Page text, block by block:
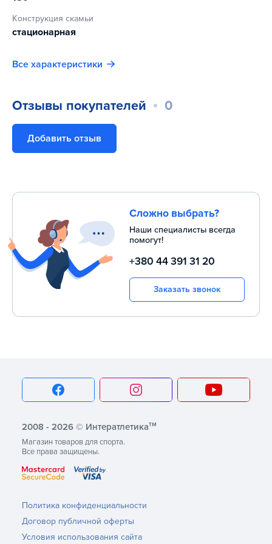
Конструкция скамьи
стационарная
Все характеристики
Отзывы покупателей 0
Добавить отзыв
Сложно выбрать?
Наши специалисты всегда
помогут!
+380 44 391 31 20
Заказать звонок
2008 - 2026 © Интератлетикатм
Магазин товаров для спорта.
Все права защищены.
Политика конфиденциальности
Договор публичной оферты
Условия использования сайта